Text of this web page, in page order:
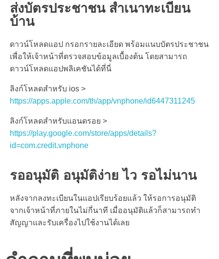
ส่งบัตรประชาชน สำเนาทะเบียน
บ้าน
ดาวน์โหลดแอป กรอกรายละเอียด พร้อมแนบบัตรประชาชน
เพื่อให้เจ้าหน้าที่ตรวจสอบข้อมูลเบื้องต้น โดยสามารถ
ดาวน์โหลดแอปพลิเคชันได้ที่นี่
ลิงก์โหลดสำหรับ ios >
https://apps.apple.com/th/app/vnphone/id6447311245
ลิงก์โหลดสำหรับแอนดรอย >
https://play.google.com/store/apps/details?
id=com.credit.vnphone
รออนุมัติ อนุมัติง่าย ไว รอไม่นาน
หลังจากลงทะเบียนในแอปเรียบร้อยแล้ว ให้รอการอนุมัติ
จากเจ้าหน้าที่ภายในไม่กี่นาที เมื่ออนุมัติแล้วก็สามารถทำ
สัญญาและรับเครื่องไปใช้งานได้เลย